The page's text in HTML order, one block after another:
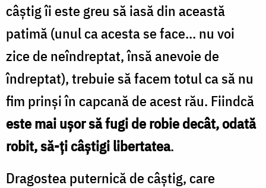
câștig îi este greu să iasă din această
patimă (unul ca acesta se face... nu voi
zice de neîndreptat, însă anevoie de
îndreptat), trebuie să facem totul ca să nu
fim prinși în capcană de acest rău. Fiindcă
este mai ușor să fugi de robie decât, odată
robit, să-ți câștigi libertatea.
Dragostea puternică de câștig, care